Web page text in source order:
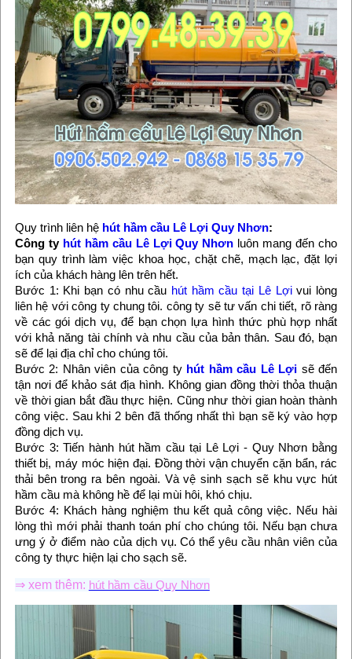
Quy trình liên hệ hút hầm cầu Lê Lợi Quy Nhơn:
Công ty hút hầm cầu Lê Lợi Quy Nhơn luôn mang đến cho
bạn quy trình làm việc khoa học, chặt chẽ, mạch lạc, đặt lợi
ích của khách hàng lên trên hết.
Bước 1: Khi bạn có nhu cầu hút hầm cầu tại Lê Lợivui lòng
liên hệ với công ty chung tôi. công ty sẽ tư vấn chi tiết, rõ ràng
về các gói dịch vụ, để bạn chọn lựa hình thức phù hợp nhất
với khả năng tài chính và nhu cầu của bản thân. Sau đó, bạn
sẽ để lại địa chỉ cho chúng tôi.
Bước 2: Nhân viên của công ty hút hầm cầu Lê Lợi sẽ đến
tận nơi để khảo sát địa hình. Không gian đồng thời thỏa thuận
về thời gian bắt đầu thực hiện. Cũng như thời gian hoàn thành
công việc. Sau khi 2 bên đã thống nhất thì bạn sẽ ký vào hợp
đồng dịch vụ.
Bước 3: Tiến hành hút hầm cầu tại Lê Lợi - Quy Nhơn bằng
thiết bị, máy móc hiện đại. Đồng thời vận chuyển cặn bẩn, rác
thải bên trong ra bên ngoài. Và vệ sinh sạch sẽ khu vực hút
hầm cầu mà không hề để lại mùi hôi, khó chịu.
Bước 4: Khách hàng nghiệm thu kết quả công việc. Nếu hài
lòng thì mới phải thanh toán phí cho chúng tôi. Nếu bạn chưa
ưng ý ở điểm nào của dịch vụ. Có thể yêu cầu nhân viên của
công ty thực hiện lại cho sạch sẽ.
⇒ xem thêm: hút hầm cầu Quy Nhơn